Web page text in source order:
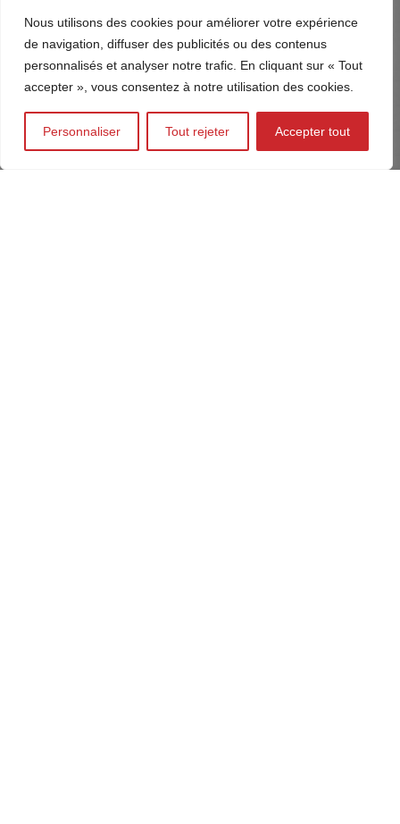
Nous utilisons des cookies pour améliorer votre expérience
de navigation, diffuser des publicités ou des contenus
personnalisés et analyser notre trafic. En cliquant sur « Tout
accepter », vous consentez à notre utilisation des cookies.
Personnaliser Tout rejeter Accepter tout